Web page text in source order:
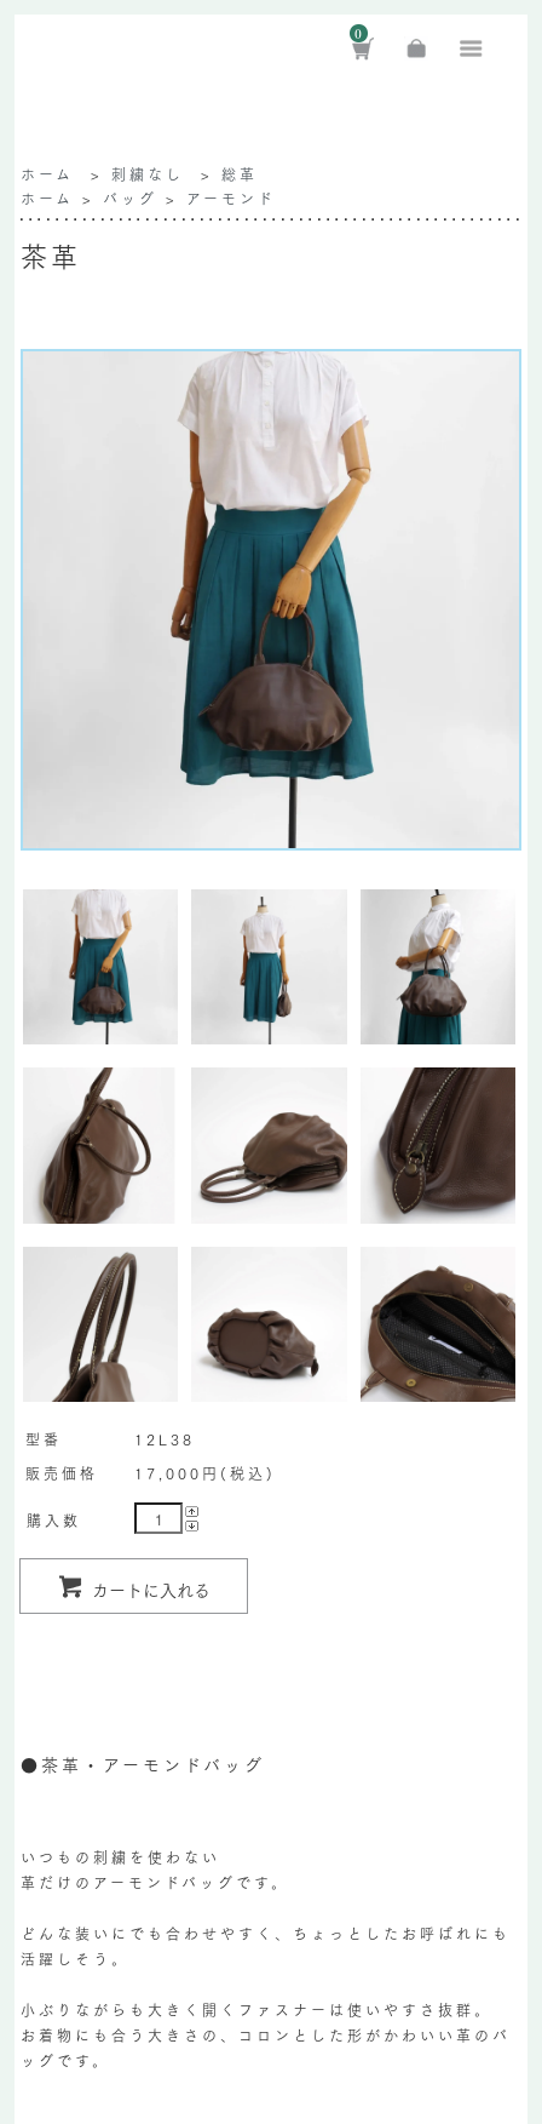
0
ホーム > 刺繍なし > 総革
ホーム > バッグ > アーモンド
茶革
型番
12L38
販売価格
17,000円(税込)
購入数
カートに入れる
●茶革・アーモンドバッグ
いつもの刺繍を使わない
革だけのアーモンドバッグです。
どんな装いにでも合わせやすく、ちょっとしたお呼ばれにも
活躍しそう。
小ぶりながらも大きく開くファスナーは使いやすさ抜群。
お着物にも合う大きさの、コロンとした形がかわいい革のバ
ッグです。